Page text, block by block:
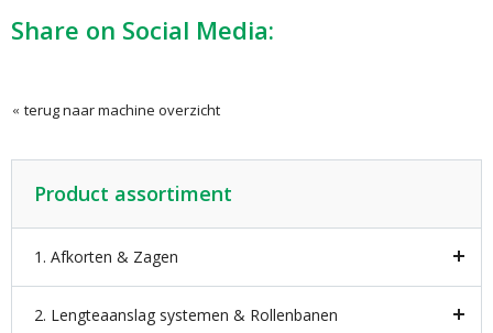
Share on Social Media:
terug naar machine overzicht
Product assortiment
1. Afkorten & Zagen
2. Lengteaanslag systemen & Rollenbanen